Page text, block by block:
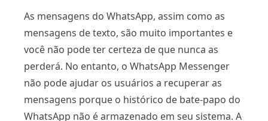
As mensagens do WhatsApp, assim como as
mensagens de texto, são muito importantes e
você não pode ter certeza de que nunca as
perderá. No entanto, o WhatsApp Messenger
não pode ajudar os usuários a recuperar as
mensagens porque o histórico de bate-papo do
WhatsApp não é armazenado em seu sistema. A